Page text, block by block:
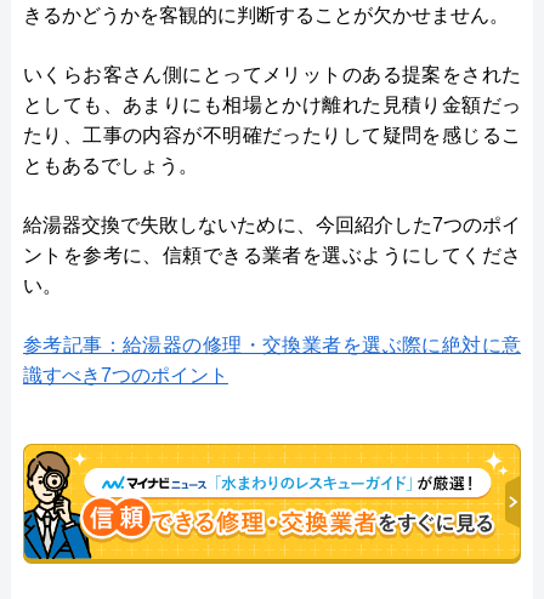
きるかどうかを客観的に判断することが欠かせません。
いくらお客さん側にとってメリットのある提案をされた
としても、あまりにも相場とかけ離れた見積り金額だっ
たり、工事の内容が不明確だったりして疑問を感じるこ
ともあるでしょう。
給湯器交換で失敗しないために、今回紹介した7つのポイ
ントを参考に、信頼できる業者を選ぶようにしてくださ
い。
参考記事：給湯器の修理・交換業者を選ぶ際に絶対に意
識すべき7つのポイント